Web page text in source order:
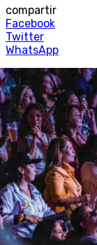
compartir
Facebook
Twitter
WhatsApp